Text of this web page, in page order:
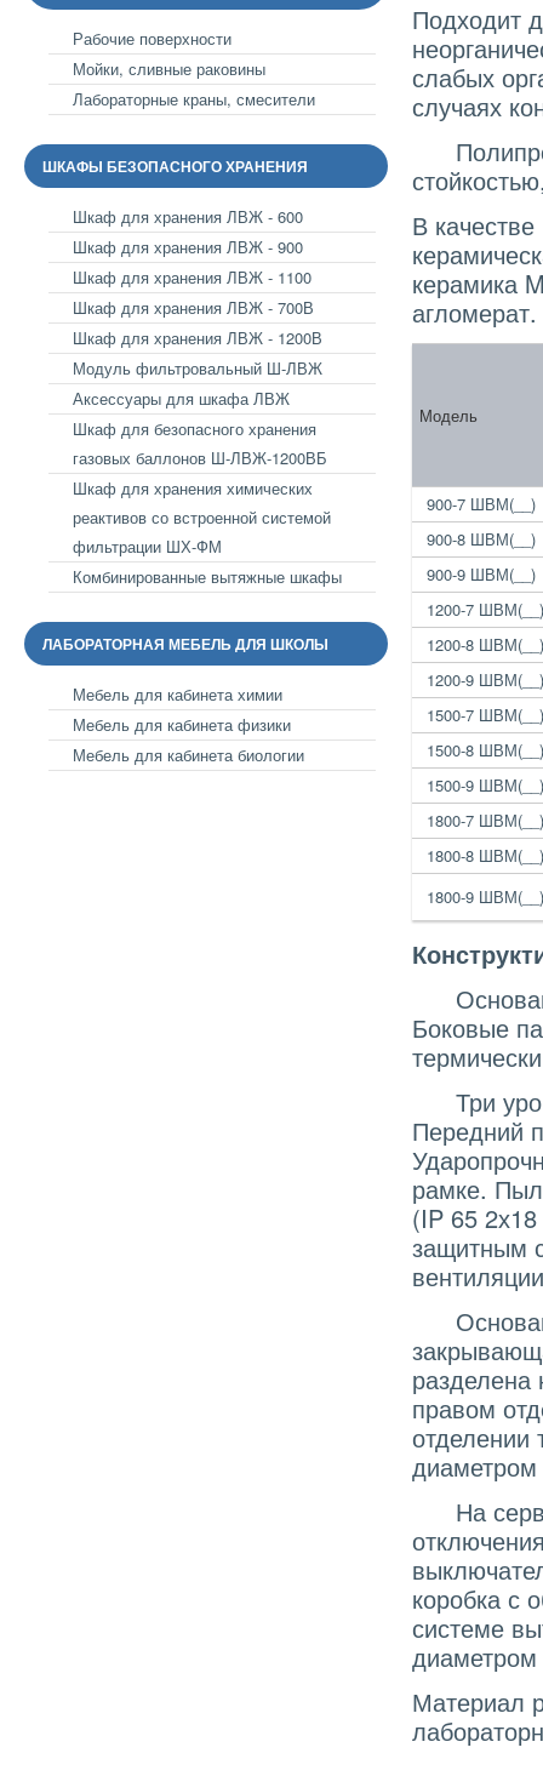
Подходит
слабых
случаях
В
керамика
агломерат.
Модель
900-7 ШВМ(__)
900-8 ШВМ(__)
900-9 ШВМ(__)
1200-7 ШВМ(__)
1200-8 ШВМ(__)
1200-9 ШВМ(__)
1500-7 ШВМ(__)
1500-8 ШВМ(__)
1500-9 ШВМ(__)
1800-7 ШВМ(__)
1800-8 ШВМ(__)
1800-9 ШВМ(__)
Боковые
Три
Передний
рамке.
(IP 65
защитным
разделена
правом
отделении
На
коробка с
системе
Материал
Рабочие поверхности
Мойки, сливные раковины
Лабораторные краны, смесители
ШКАФЫ БЕЗОПАСНОГО ХРАНЕНИЯ
Шкаф для хранения ЛВЖ - 600
Шкаф для хранения ЛВЖ - 900
Шкаф для хранения ЛВЖ - 1100
Шкаф для хранения ЛВЖ - 700В
Шкаф для хранения ЛВЖ - 1200В
Модуль фильтровальный Ш-ЛВЖ
Аксессуары для шкафа ЛВЖ
Шкаф для безопасного хранения
газовых баллонов Ш-ЛВЖ-1200ВБ
Шкаф для хранения химических
реактивов со встроенной системой
фильтрации ШХ-ФМ
Комбинированные вытяжные шкафы
ЛАБОРАТОРНАЯ МЕБЕЛЬ ДЛЯ ШКОЛЫ
Мебель для кабинета химии
Мебель для кабинета физики
Мебель для кабинета биологии